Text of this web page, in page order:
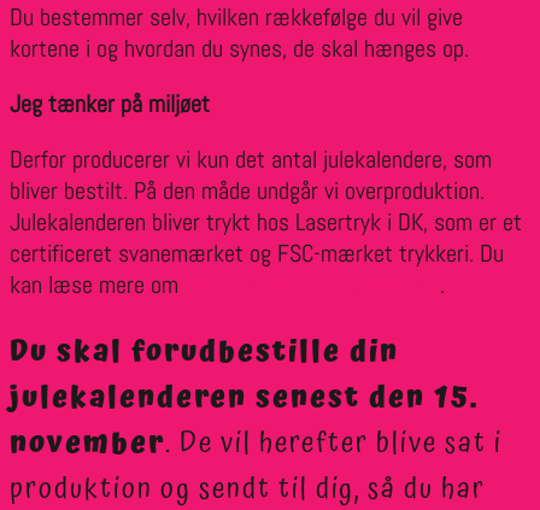
Du bestemmer selv, hvilken rækkefølge du vil give
kortene i og hvordan du synes, de skal hænges op.
Jeg tænker på miljøet
Derfor producerer vi kun det antal julekalendere, som
bliver bestilt. På den måde undgår vi overproduktion.
Julekalenderen bliver trykt hos Lasertryk i DK, som er et
certificeret svanemærket og FSC-mærket trykkeri. Du
kan læse mere om
.
Du skal forudbestille din
julekalenderen senest den 15.
november. De vil herefter blive sat i
produktion og sendt til dig, så du har